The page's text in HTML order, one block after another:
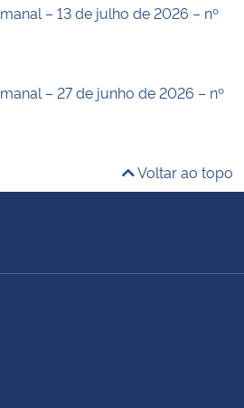
– 13 de julho de 2026 – nº
– 27 de junho de 2026 – nº
Voltar ao topo